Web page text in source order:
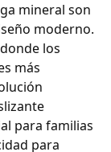
mineral son
moderno.
los
más
para familias
para